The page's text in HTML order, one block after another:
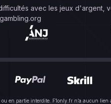
avec les jeux
en partie interdite. F1only.fr n’a aucun